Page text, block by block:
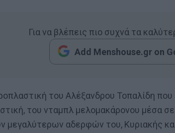
Για να βλέπεις πιο συχνά τα
Add Menshouse.gr on
του Αλέξανδρου Τοπαλίδη που
του νταμπλ μελομακάρονου μέσα
μεγαλύτερων αδερφών του, Κυριακής